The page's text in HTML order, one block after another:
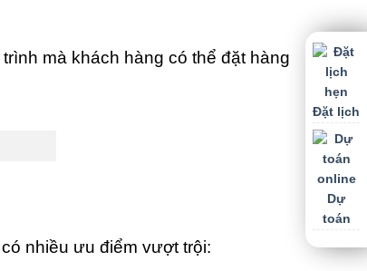
mà khách hàng có thể đặt hàng
có nhiều ưu điểm vượt trội:
Đặt lịch
Dự
toán